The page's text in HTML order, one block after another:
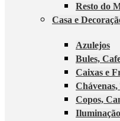
Resto do
Casa e
Azulejos
Bules,
Caixas e
Chávenas,
Copos,